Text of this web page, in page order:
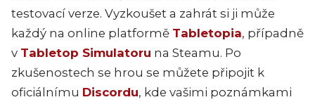
testovací verze. Vyzkoušet a zahrát si ji může
každý na online platformě Tabletopia, případně
v Tabletop Simulatoru na Steamu. Po
zkušenostech se hrou se můžete připojit k
oficiálnímu Discordu, kde vašimi poznámkami